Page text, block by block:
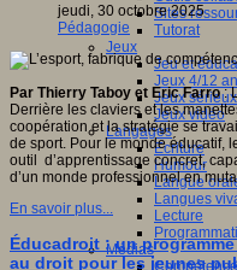
Sites
Tutorat
Jeux
Jeu et
Jeux 4/12
Jeux sérieux
Jeux vidéo
Langages
Ecriture
Humour
Langue
Langues
Lecture
Médias
jeudi, 30 octobre 2025
Pédagogie
Par Thierry Taboy et Eric Farro:
Derrière les claviers et les
coopération et la stratégie se
de sport. Pour le monde éducatif,
outil d’apprentissage concret,
d’un monde professionnel en
En savoir plus...
Éducadroit : un
au droit pour les jeunes